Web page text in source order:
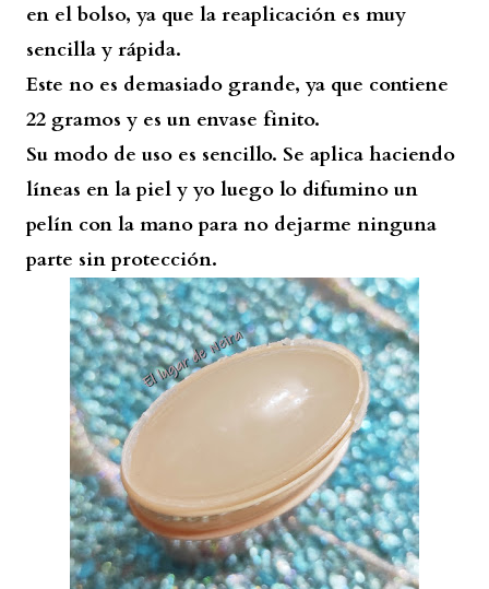
en el bolso, ya que la reaplicación es muy
sencilla y rápida.
Este no es demasiado grande, ya que contiene
22 gramos y es un envase finito.
Su modo de uso es sencillo. Se aplica haciendo
líneas en la piel y yo luego lo difumino un
pelín con la mano para no dejarme ninguna
parte sin protección.